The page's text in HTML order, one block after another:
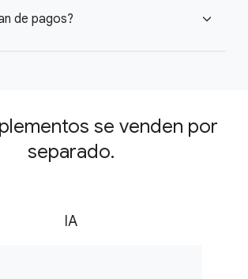
de pagos? expand_more
se venden por
separado.
IA